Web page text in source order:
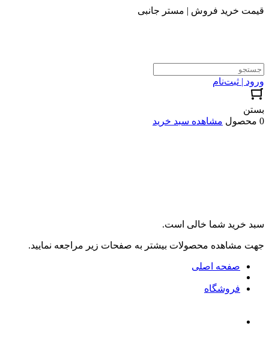
قیمت خرید فروش | مستر جانبی
ورود | ثبت‌نام
بستن
0 محصول
مشاهده سبد خرید
سبد خرید شما خالی است.
جهت مشاهده محصولات بیشتر به صفحات زیر مراجعه نمایید.
صفحه اصلی
فروشگاه